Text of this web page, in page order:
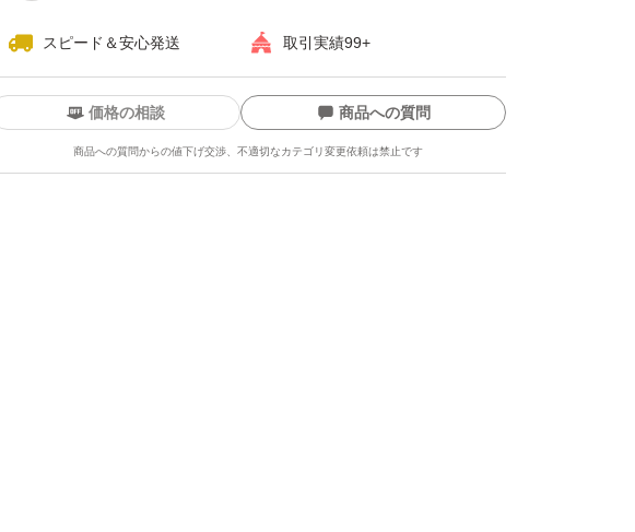
スピード＆安心発送 取引実績99+
を付与しています
安全なユーザーです
価格の相談 商品への質問
商品への質問からの値下げ交渉、不適切なカテゴリ変更依頼は禁止です